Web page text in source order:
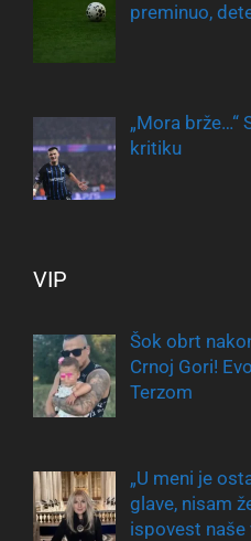
preminuo,
„Mora brže…“
kritiku
VIP
Šok obrt
Crnoj Gori!
Terzom
„U meni je
glave, nisam
ispovest